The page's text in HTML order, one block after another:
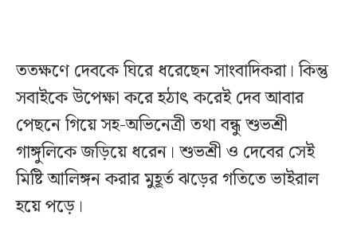
ততক্ষণে দেবকে ঘিরে ধরেছেন সাংবাদিকরা। কিন্তু
সবাইকে উপেক্ষা করে হঠাৎ করেই দেব আবার
পেছনে গিয়ে সহ-অভিনেত্রী তথা বন্ধু শুভশ্রী
গাঙ্গুলিকে জড়িয়ে ধরেন। শুভশ্রী ও দেবের সেই
মিষ্টি আলিঙ্গন করার মুহূর্ত ঝড়ের গতিতে ভাইরাল
হয়ে পড়ে।